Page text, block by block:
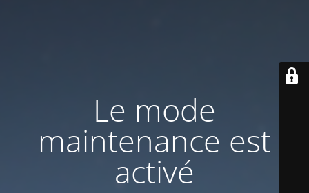
Le mode
maintenance est
activé